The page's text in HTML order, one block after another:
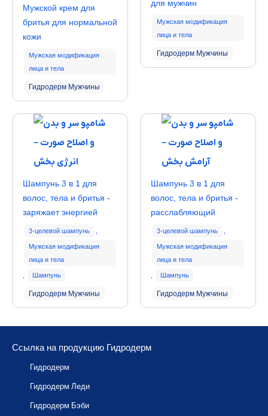
Мужской крем для
бритья для нормальной
кожи
Мужская модификация
лица и тела
Гидродерм Мужчины
для мужчин
Мужская модификация
лица и тела
Гидродерм Мужчины
Шампунь 3 в 1 для
волос, тела и бритья -
заряжает энергией
3-целевой шампунь
Мужская модификация
лица и тела
Шампунь
Гидродерм Мужчины
Шампунь 3 в 1 для
волос, тела и бритья -
расслабляющий
3-целевой шампунь
Мужская модификация
лица и тела
Шампунь
Гидродерм Мужчины
Ссылка на продукцию Гидродерм
Гидродерм
Гидродерм Леди
Гидродерм Бэби